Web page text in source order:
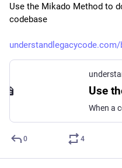
Use the Mikado Method to
codebase
0 4